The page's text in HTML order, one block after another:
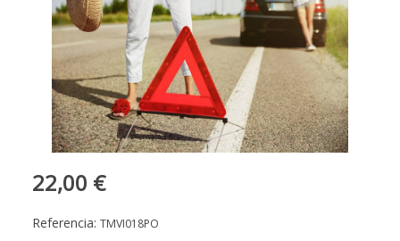
22,00 €
Referencia: TMVI018PO